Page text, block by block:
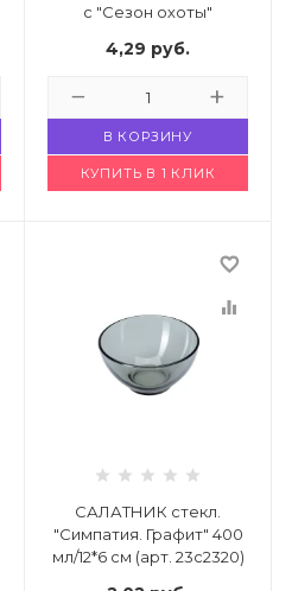
с "Сезон охоты"
4,29 руб.
В КОРЗИНУ
КУПИТЬ В 1 КЛИК
favorite_border
equalizer
САЛАТНИК стекл.
"Симпатия. Графит" 400
мл/12*6 см (арт. 23с2320)